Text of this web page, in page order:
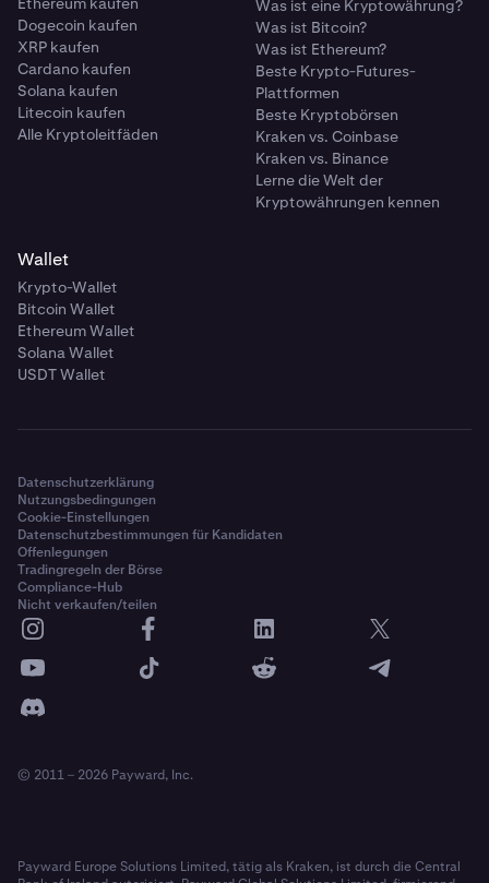
Dogecoin kaufen
XRP kaufen
Cardano kaufen
Solana kaufen
Litecoin kaufen
Alle Kryptoleitfäden
Was ist eine Kryptowährung?
Was ist Bitcoin?
Was ist Ethereum?
Beste Krypto-Futures-
Plattformen
Beste Kryptobörsen
Kraken vs. Coinbase
Kraken vs. Binance
Lerne die Welt der
Kryptowährungen kennen
Wallet
Krypto-Wallet
Bitcoin Wallet
Ethereum Wallet
Solana Wallet
USDT Wallet
Datenschutzerklärung
Nutzungsbedingungen
Cookie-Einstellungen
Datenschutzbestimmungen für Kandidaten
Offenlegungen
Tradingregeln der Börse
Compliance-Hub
Nicht verkaufen/teilen
© 2011 – 2026 Payward, Inc.
Payward Europe Solutions Limited, tätig als Kraken, ist durch die Central